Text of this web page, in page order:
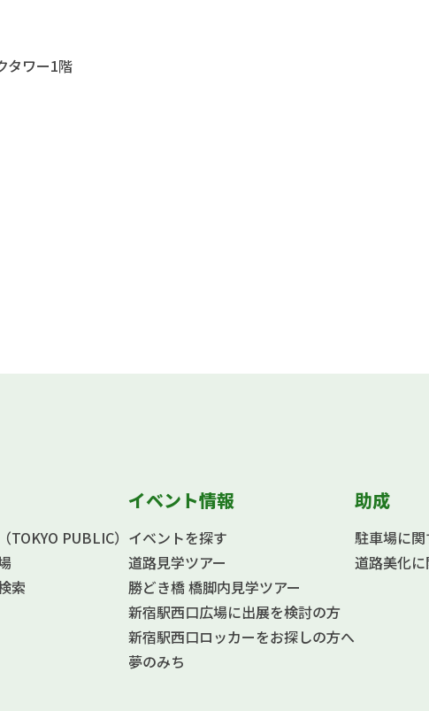
タワー1階
TOKYO PUBLIC）
索
イベント情報
イベントを探す
道路見学ツアー
勝どき橋 橋脚内見学ツアー
新宿駅西口広場に出展を検討の方
新宿駅西口ロッカーをお探しの方へ
夢のみち
助成
駐車場に
道路美化